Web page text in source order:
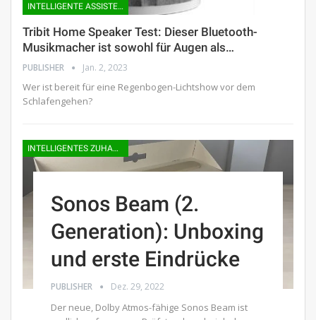
INTELLIGENTE ASSISTENTEN
Tribit Home Speaker Test: Dieser Bluetooth-
Musikmacher ist sowohl für Augen als…
PUBLISHER Jan. 2, 2023
Wer ist bereit für eine Regenbogen-Lichtshow vor dem
Schlafengehen?
INTELLIGENTES ZUHAUSE
Sonos Beam (2.
Generation): Unboxing
und erste Eindrücke
PUBLISHER Dez. 29, 2022
Der neue, Dolby Atmos-fähige Sonos Beam ist